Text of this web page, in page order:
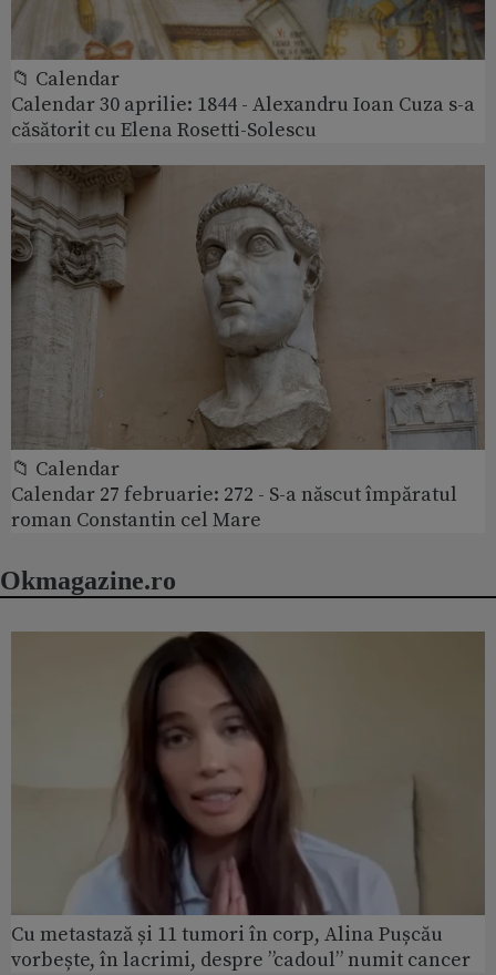
📁 Calendar
Calendar 30 aprilie: 1844 - Alexandru Ioan Cuza s-a
căsătorit cu Elena Rosetti-Solescu
📁 Calendar
Calendar 27 februarie: 272 - S-a născut împăratul
roman Constantin cel Mare
Okmagazine.ro
Cu metastază și 11 tumori în corp, Alina Pușcău
vorbește, în lacrimi, despre ”cadoul” numit cancer